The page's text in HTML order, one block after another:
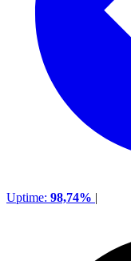
Uptime: 98,74% |